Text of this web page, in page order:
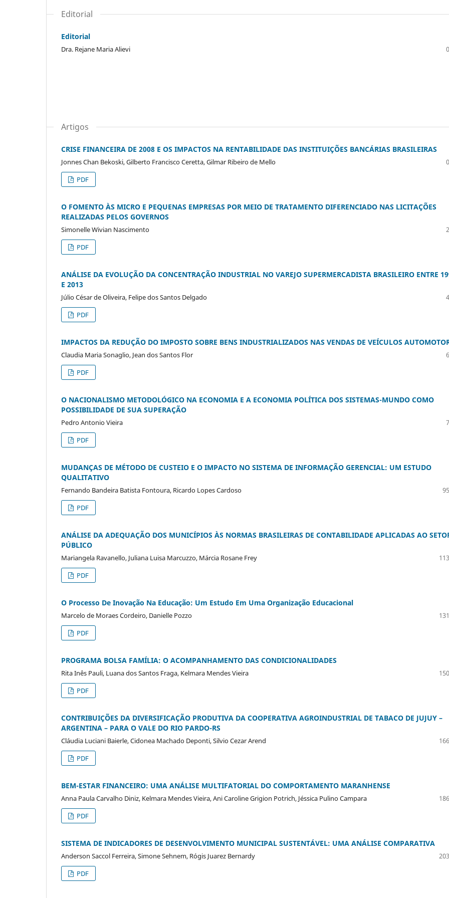
Editorial
Editorial
Dra. Rejane Maria Alievi
Artigos
CRISE FINANCEIRA DE 2008 E OS IMPACTOS NA RENTABILIDADE DAS INSTITUIÇÕES BANCÁRIAS BRASILEIRAS
Jonnes Chan Bekoski, Gilberto Francisco Ceretta, Gilmar Ribeiro de Mello
PDF
O FOMENTO ÀS MICRO E PEQUENAS EMPRESAS POR MEIO DE TRATAMENTO DIFERENCIADO NAS LICITAÇÕES
REALIZADAS PELOS GOVERNOS
Simonelle Wivian Nascimento
PDF
ANÁLISE DA EVOLUÇÃO DA CONCENTRAÇÃO INDUSTRIAL NO VAREJO SUPERMERCADISTA BRASILEIRO ENTRE
E 2013
Júlio César de Oliveira, Felipe dos Santos Delgado
PDF
IMPACTOS DA REDUÇÃO DO IMPOSTO SOBRE BENS INDUSTRIALIZADOS NAS VENDAS DE VEÍCULOS
Claudia Maria Sonaglio, Jean dos Santos Flor
PDF
O NACIONALISMO METODOLÓGICO NA ECONOMIA E A ECONOMIA POLÍTICA DOS SISTEMAS-MUNDO COMO
POSSIBILIDADE DE SUA SUPERAÇÃO
Pedro Antonio Vieira
PDF
MUDANÇAS DE MÉTODO DE CUSTEIO E O IMPACTO NO SISTEMA DE INFORMAÇÃO GERENCIAL: UM ESTUDO
QUALITATIVO
Fernando Bandeira Batista Fontoura, Ricardo Lopes Cardoso
PDF
ANÁLISE DA ADEQUAÇÃO DOS MUNICÍPIOS ÀS NORMAS BRASILEIRAS DE CONTABILIDADE APLICADAS AO
PÚBLICO
Mariangela Ravanello, Juliana Luisa Marcuzzo, Márcia Rosane Frey
PDF
O Processo De Inovação Na Educação: Um Estudo Em Uma Organização Educacional
Marcelo de Moraes Cordeiro, Danielle Pozzo
PDF
PROGRAMA BOLSA FAMÍLIA: O ACOMPANHAMENTO DAS CONDICIONALIDADES
Rita Inês Pauli, Luana dos Santos Fraga, Kelmara Mendes Vieira
PDF
CONTRIBUIÇÕES DA DIVERSIFICAÇÃO PRODUTIVA DA COOPERATIVA AGROINDUSTRIAL DE TABACO DE JUJUY –
ARGENTINA – PARA O VALE DO RIO PARDO-RS
Cláudia Luciani Baierle, Cidonea Machado Deponti, Silvio Cezar Arend
PDF
BEM-ESTAR FINANCEIRO: UMA ANÁLISE MULTIFATORIAL DO COMPORTAMENTO MARANHENSE
Anna Paula Carvalho Diniz, Kelmara Mendes Vieira, Ani Caroline Grigion Potrich, Jéssica Pulino Campara
PDF
SISTEMA DE INDICADORES DE DESENVOLVIMENTO MUNICIPAL SUSTENTÁVEL: UMA ANÁLISE COMPARATIVA
Anderson Saccol Ferreira, Simone Sehnem, Rógis Juarez Bernardy
PDF